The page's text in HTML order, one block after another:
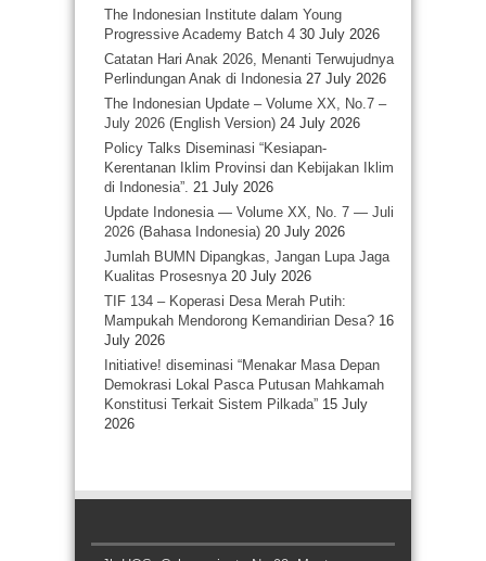
The Indonesian Institute dalam Young
Progressive Academy Batch 4 30 July 2026
Catatan Hari Anak 2026, Menanti Terwujudnya
Perlindungan Anak di Indonesia 27 July 2026
The Indonesian Update – Volume XX, No.7 –
July 2026 (English Version) 24 July 2026
Policy Talks Diseminasi “Kesiapan-
Kerentanan Iklim Provinsi dan Kebijakan Iklim
di Indonesia”. 21 July 2026
Update Indonesia — Volume XX, No. 7 — Juli
2026 (Bahasa Indonesia) 20 July 2026
Jumlah BUMN Dipangkas, Jangan Lupa Jaga
Kualitas Prosesnya 20 July 2026
TIF 134 – Koperasi Desa Merah Putih:
Mampukah Mendorong Kemandirian Desa? 16
July 2026
Initiative! diseminasi “Menakar Masa Depan
Demokrasi Lokal Pasca Putusan Mahkamah
Konstitusi Terkait Sistem Pilkada” 15 July
2026